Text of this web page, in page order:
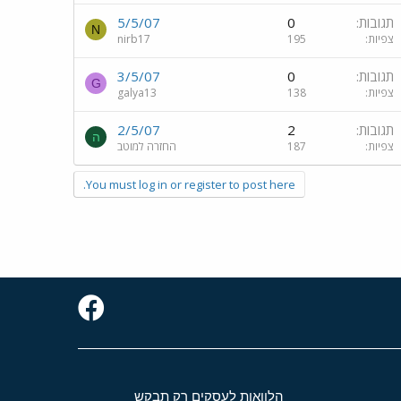
תגובות 0
צפיות 195
5/5/07
nirb17
N
תגובות 0
צפיות 138
3/5/07
galya13
G
תגובות 2
צפיות 187
2/5/07
החזרה למוטב
ה
You must log in or register to post here.
הלוואות לעסקים רק תבקש